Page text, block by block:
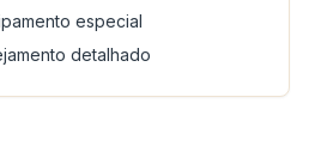
especial
detalhado